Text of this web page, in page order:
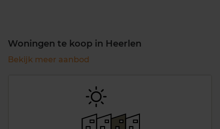
Woningen te koop in Heerlen
Bekijk meer aanbod